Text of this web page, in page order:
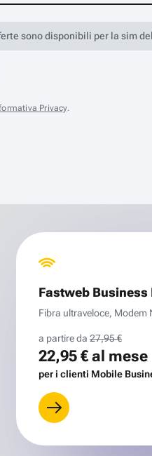
sono disponibili per la sim
Privacy.
Fastweb Business
Fibra ultraveloce, Modem
a partire da 27,95 €
22,95 €al mese
per i clienti Mobile